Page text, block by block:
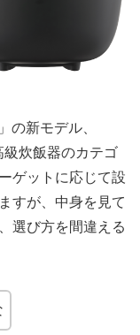
の新モデル、
級炊飯器のカテゴ
ゲットに応じて設
すが、中身を見て
選び方を間違える